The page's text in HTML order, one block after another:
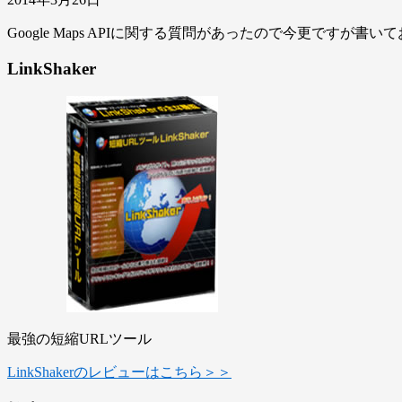
Google Maps APIに関する質問があったので今更ですが書いて
LinkShaker
最強の短縮URLツール
LinkShakerのレビューはこちら＞＞